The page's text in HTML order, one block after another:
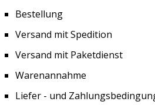
Bestellung
Versand mit Spedition
Versand mit Paketdienst
Warenannahme
Liefer - und